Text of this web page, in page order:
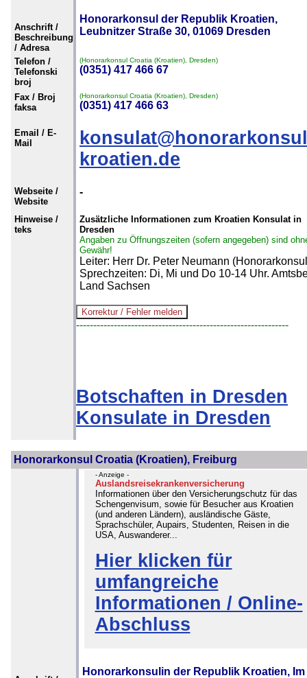
Anschrift /
Beschreibung
/ Adresa
Honorarkonsul der Republik Kroatien,
Leubnitzer Straße 30, 01069 Dresden
Telefon /
Telefonski
broj
(Honorarkonsul Croatia (Kroatien), Dresden)
(0351) 417 466 67
Fax / Broj
faksa
(Honorarkonsul Croatia (Kroatien), Dresden)
(0351) 417 466 63
Email / E-
Mail
kroatien.de
Webseite /
Website
-
Hinweise /
teks
Zusätzliche Informationen zum Kroatien Konsulat in
Dresden
Angaben zu Öffnungszeiten (sofern angegeben) sind
Gewähr!
Leiter: Herr Dr. Peter Neumann
Sprechzeiten: Di, Mi und Do 10-14 Uhr.
Land Sachsen
--------------------------------------------------------------
Botschaften in Dresden
Konsulate in Dresden
Honorarkonsul Croatia (Kroatien), Freiburg
- Anzeige -
Auslandsreisekrankenversicherung
Informationen über den Versicherungschutz für das
Schengenvisum, sowie für Besucher aus Kroatien
(und anderen Ländern), ausländische Gäste,
Sprachschüler, Aupairs, Studenten, Reisen in die
USA, Auswanderer...
Hier klicken für
umfangreiche
Informationen / Online-
Abschluss
Honorarkonsulin der Republik Kroatien, Im